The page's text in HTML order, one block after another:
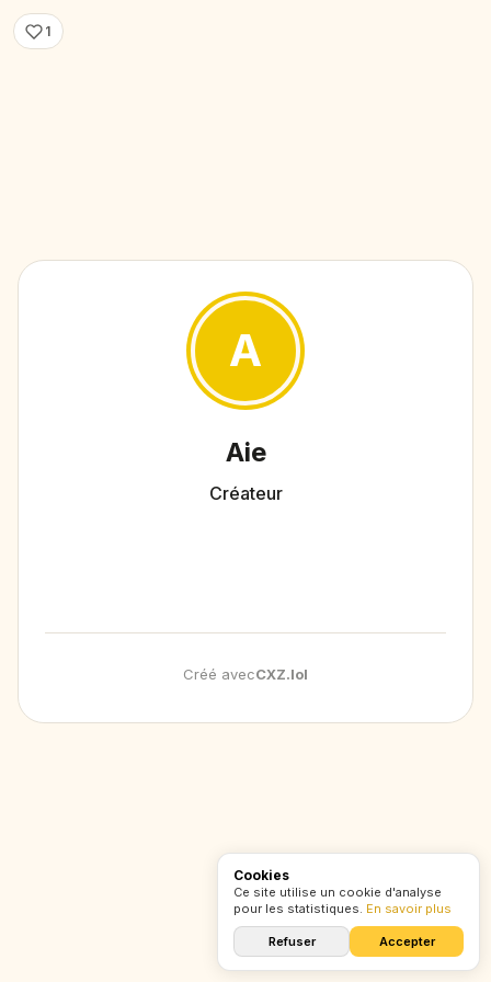
1
A
Aie
Créateur
Créé avecCXZ.lol
Cookies
Ce site utilise un cookie d'analyse
pour les statistiques. En savoir plus
Refuser Accepter